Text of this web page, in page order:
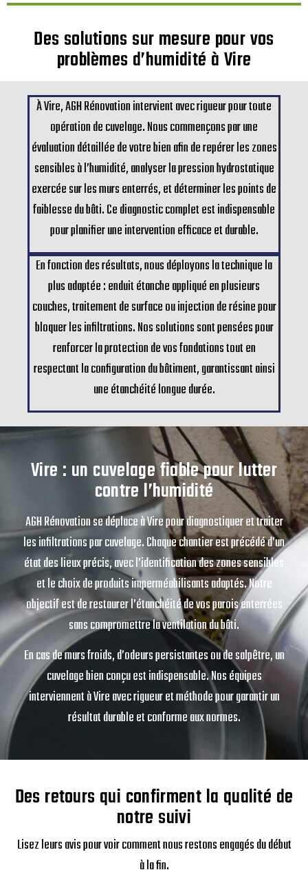
Des solutions sur mesure pour vos
problèmes d’humidité à Vire
À Vire, AGH Rénovation intervient avec rigueur pour toute
opération de cuvelage. Nous commençons par une
évaluation détaillée de votre bien afin de repérer les zones
sensibles à l’humidité, analyser la pression hydrostatique
exercée sur les murs enterrés, et déterminer les points de
faiblesse du bâti. Ce diagnostic complet est indispensable
pour planifier une intervention efficace et durable.
En fonction des résultats, nous déployons la technique la
plus adaptée : enduit étanche appliqué en plusieurs
couches, traitement de surface ou injection de résine pour
bloquer les infiltrations. Nos solutions sont pensées pour
renforcer la protection de vos fondations tout en
respectant la configuration du bâtiment, garantissant ainsi
une étanchéité longue durée.
Vire : un cuvelage fiable pour lutter
contre l’humidité
AGH Rénovation se déplace à Vire pour diagnostiquer et traiter
les infiltrations par cuvelage. Chaque chantier est précédé d’un
état des lieux précis, avec l’identification des zones sensibles
et le choix de produits imperméabilisants adaptés. Notre
objectif est de restaurer l’étanchéité de vos parois enterrées
sans compromettre la ventilation du bâti.
En cas de murs froids, d’odeurs persistantes ou de salpêtre, un
cuvelage bien conçu est indispensable. Nos équipes
interviennent à Vire avec rigueur et méthode pour garantir un
résultat durable et conforme aux normes.
Des retours qui confirment la qualité de
notre suivi
Lisez leurs avis pour voir comment nous restons engagés du début
à la fin.